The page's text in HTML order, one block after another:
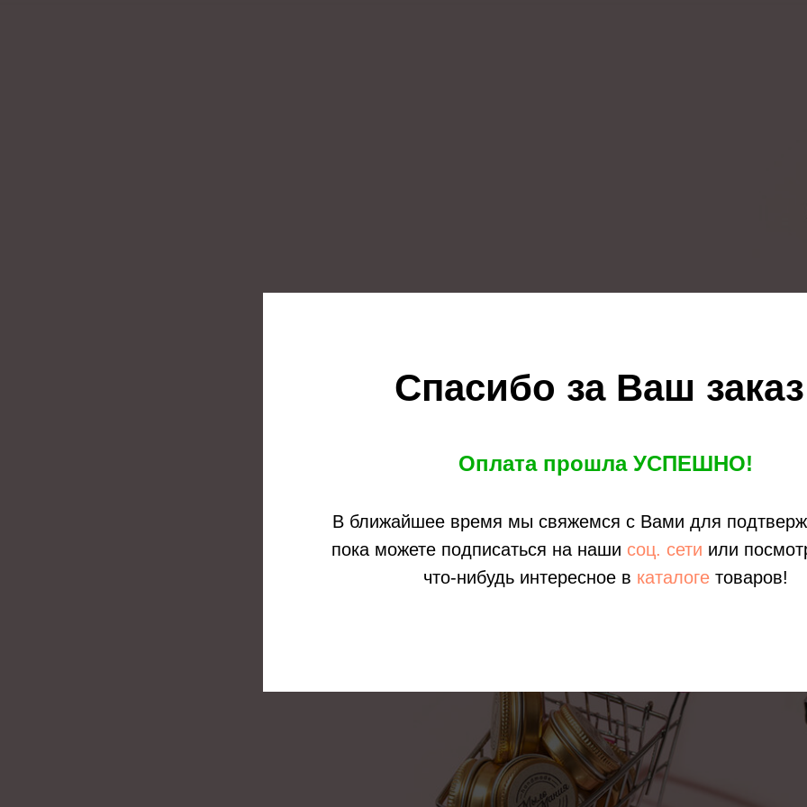
Спасибо за Ваш
Оплата прошла УСПЕШНО!
В ближайшее время мы свяжемся с Вами для
пока можете подписаться на наши соц. сети или
что-нибудь интересное в каталогетоваров!